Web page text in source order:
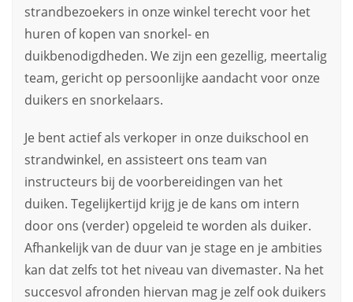
strandbezoekers in onze winkel terecht voor het
huren of kopen van snorkel- en
duikbenodigdheden. We zijn een gezellig, meertalig
team, gericht op persoonlijke aandacht voor onze
duikers en snorkelaars.
Je bent actief als verkoper in onze duikschool en
strandwinkel, en assisteert ons team van
instructeurs bij de voorbereidingen van het
duiken. Tegelijkertijd krijg je de kans om intern
door ons (verder) opgeleid te worden als duiker.
Afhankelijk van de duur van je stage en je ambities
kan dat zelfs tot het niveau van divemaster. Na het
succesvol afronden hiervan mag je zelf ook duikers